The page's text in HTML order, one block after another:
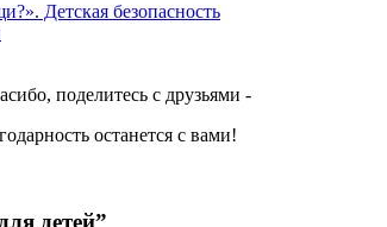
Детская безопасность
поделитесь с друзьями -
останется с вами!
детей”